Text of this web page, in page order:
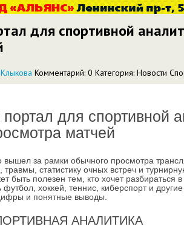
для спортивной
Комментарий: 0 Категория: Новости
для спортивной
матчей
за рамки обычного просмотра
статистику очных встреч и
быть полезен тем, кто хочет разбираться
футбол, хоккей, теннис, киберспорт и
и понятные выводы.
АНАЛИТИКА